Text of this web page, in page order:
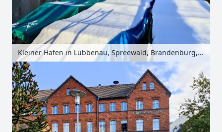
Kleiner Hafen in Lübbenau, Spreewald, Brandenburg, Deutschland